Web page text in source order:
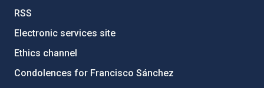
RSS
Electronic services site
Ethics channel
Condolences for Francisco Sánchez